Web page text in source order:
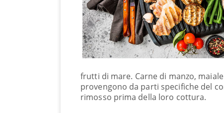
frutti di mare. Carne di manzo,
provengono da parti specifiche del
rimosso prima della loro cottura.